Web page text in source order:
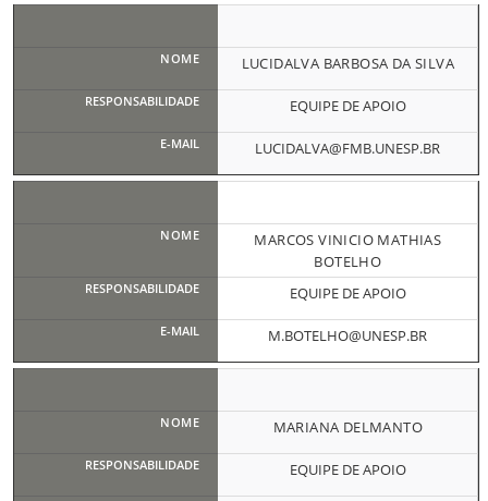
LUCIDALVA BARBOSA DA SILVA
EQUIPE DE APOIO
LUCIDALVA@FMB.UNESP.BR
MARCOS VINICIO MATHIAS
BOTELHO
EQUIPE DE APOIO
M.BOTELHO@UNESP.BR
MARIANA DELMANTO
EQUIPE DE APOIO